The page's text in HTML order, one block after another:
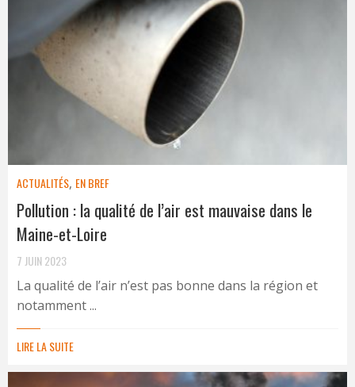
ACTUALITÉS, EN BREF
Pollution : la qualité de l’air est mauvaise dans le
Maine-et-Loire
7 JUIN 2023
La qualité de l’air n’est pas bonne dans la région et
notamment ...
LIRE LA SUITE